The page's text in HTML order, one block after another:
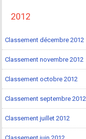
2012
Classement décembre 2012
Classement novembre 2012
Classement octobre 2012
Classement septembre 2012
Classement juillet 2012